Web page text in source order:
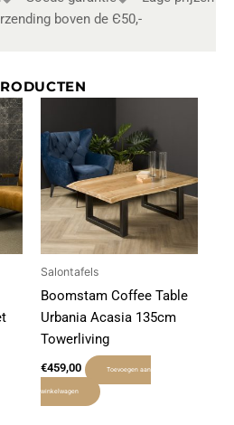
boven de Є50,-
Salontafels
Boomstam Coffee Table
Urbania Acasia 135cm
Towerliving
€459,00 Toevoegen aan
winkelwagen